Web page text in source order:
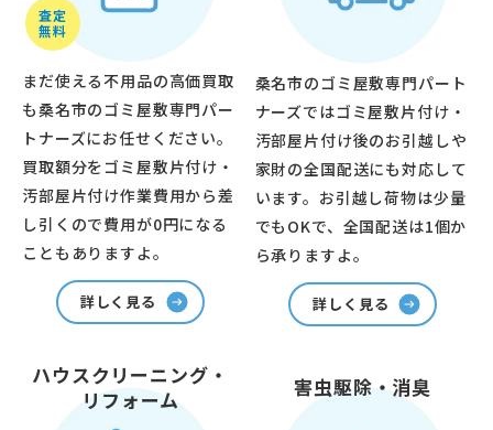
査定
無料
まだ使える不用品の高価買取
も桑名市のゴミ屋敷専門パー
トナーズにお任せください。
買取額分をゴミ屋敷片付け・
汚部屋片付け作業費用から差
し引くので費用が0円になる
こともありますよ。
詳しく見る
桑名市のゴミ屋敷専門パート
ナーズではゴミ屋敷片付け・
汚部屋片付け後のお引越しや
家財の全国配送にも対応して
います。お引越し荷物は少量
でもOKで、全国配送は1個か
ら承りますよ。
詳しく見る
ハウスクリーニング・
リフォーム
害虫駆除・消臭